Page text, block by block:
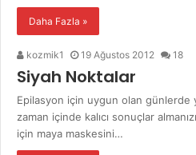
Daha Fazla »
kozmik1 19 Ağustos 2012 18
Siyah Noktalar
Epilasyon için uygun olan günlerde
zaman içinde kalıcı sonuçlar
için maya maskesini…